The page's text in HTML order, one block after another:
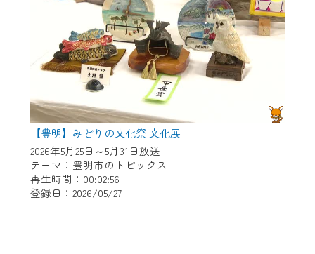
【豊明】みどりの文化祭 文化展
2026年5月25日～5月31日放送
テーマ：豊明市のトピックス
再生時間：00:02:56
登録日：2026/05/27